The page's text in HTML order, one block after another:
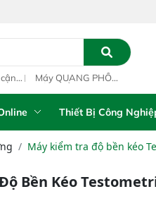
Tân, Thành phố Hồ Chí
Máy QUANG PHỔ
Vista-RThiết Bị Công
Máy kiểm tra độ bền kéo
Bền Kéo